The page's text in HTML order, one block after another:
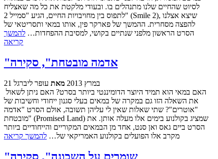
לסיוט שהחיים שלנו מתנהלים בו. ובעודי מלקטת את כל מה שאצליח
לתפוס בין מחויבויות החיים, הגיע "סמייל 2" (Smile 2), שיצא אצלנו
להפצה מסחרית. ההמשך של פארקר פין, אותו במאי ותסריטאי של
הסרט הראשון מלפני שנתיים בקושי, למסיבת ההפחדות… להמשך
קריאה
"אדמה מובטחת", סקירה
21 במרץ 2013 מאת עופר ליברגל
את השאלה הזו גם במקרה של במאים בעלי סגנון ייחודי וחשיבות של
"אוטרים"? שתי שאלות שאין לי עליהן תשובה, אולם הסרט "אדמה
מובטחת" (Promised Land) שמציג בקולנוע בימים אלו מעלה אותן. את
הסרט ביים גאס ואן סנט, אחד מן הבמאים המקוריים והייחודיים ביותר
מקרב אלו הפועלים בקולנוע האמריקאי של… להמשך קריאה